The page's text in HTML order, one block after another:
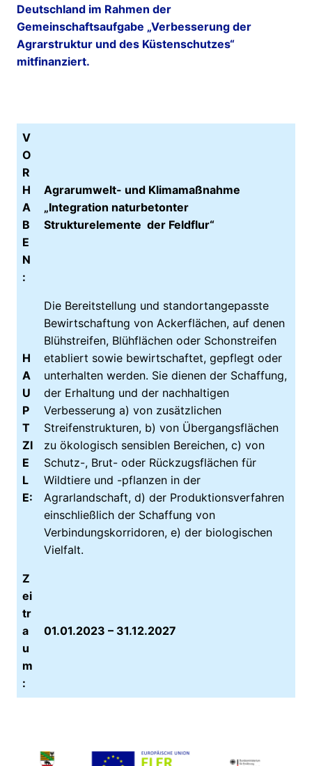
Deutschland im Rahmen der
Gemeinschaftsaufgabe „Verbesserung der
Agrarstruktur und des Küstenschutzes“
mitfinanziert.
V
O
R
H
A
B
E
N
:
Agrarumwelt- und Klimamaßnahme
„Integration naturbetonter
Strukturelemente der Feldflur“
H
A
U
P
T
ZI
E
L
E:
Die Bereitstellung und standortangepasste
Bewirtschaftung von Ackerflächen, auf denen
Blühstreifen, Blühflächen oder Schonstreifen
etabliert sowie bewirtschaftet, gepflegt oder
unterhalten werden. Sie dienen der Schaffung,
der Erhaltung und der nachhaltigen
Verbesserung a) von zusätzlichen
Streifenstrukturen, b) von Übergangsflächen
zu ökologisch sensiblen Bereichen, c) von
Schutz-, Brut- oder Rückzugsflächen für
Wildtiere und -pflanzen in der
Agrarlandschaft, d) der Produktionsverfahren
einschließlich der Schaffung von
Verbindungskorridoren, e) der biologischen
Vielfalt.
Z
ei
tr
a
u
m
:
01.01.2023 – 31.12.2027